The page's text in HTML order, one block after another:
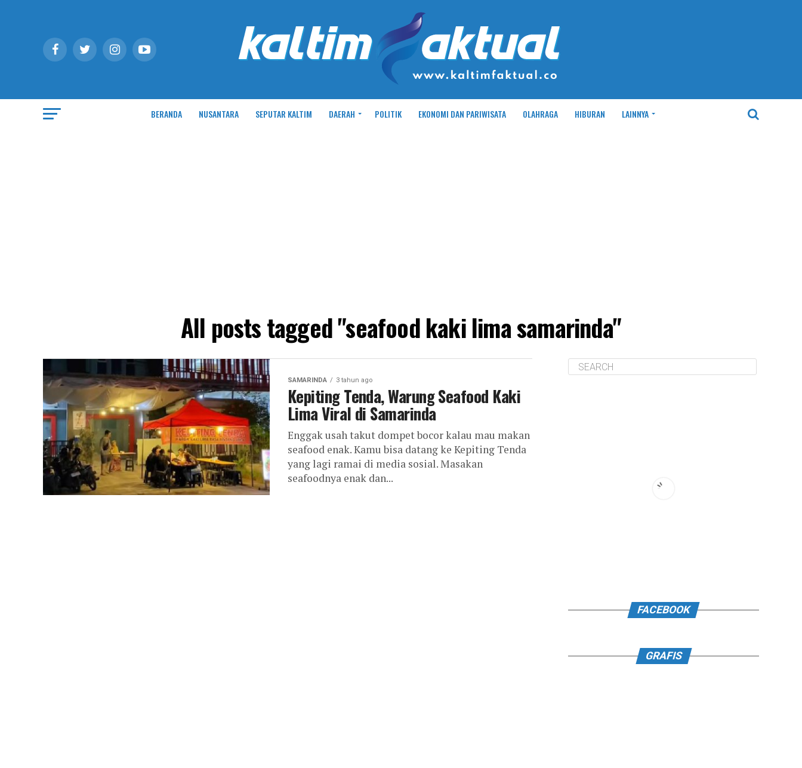
BERANDA NUSANTARA SEPUTAR KALTIM DAERAH POLITIK EKONOMI DAN PARIWISATA OLAHRAGA HIBURAN LAINNYA
All posts tagged "seafood kaki lima samarinda"
SAMARINDA 3 tahun ago
Kepiting Tenda, Warung Seafood Kaki
Lima Viral di Samarinda
Enggak usah takut dompet bocor kalau mau makan
seafood enak. Kamu bisa datang ke Kepiting Tenda
yang lagi ramai di media sosial. Masakan
seafoodnya enak dan...
FACEBOOK
GRAFIS